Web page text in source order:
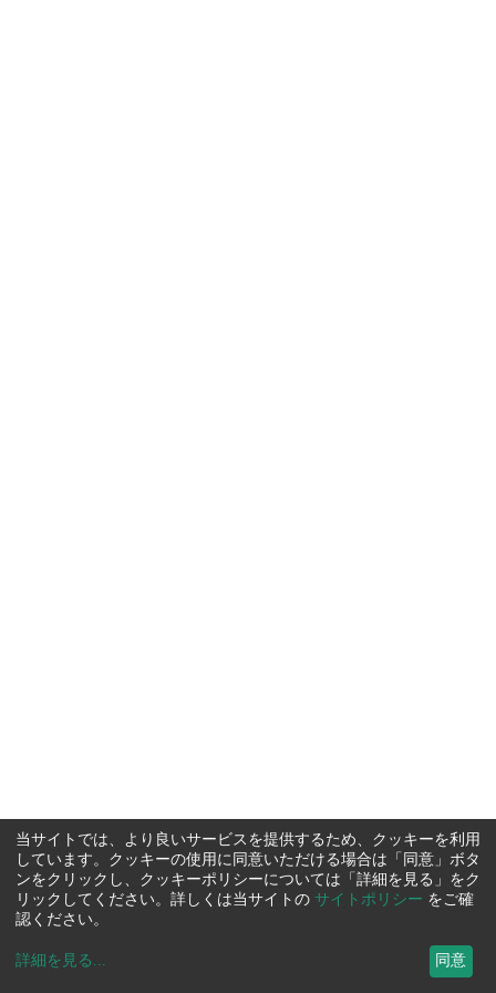
当サイトでは、より良いサービスを提供するため、クッキーを利用
しています。クッキーの使用に同意いただける場合は「同意」ボタ
ンをクリックし、クッキーポリシーについては「詳細を見る」をク
リックしてください。詳しくは当サイトの サイトポリシー をご確
認ください。
詳細を見る ... 同意